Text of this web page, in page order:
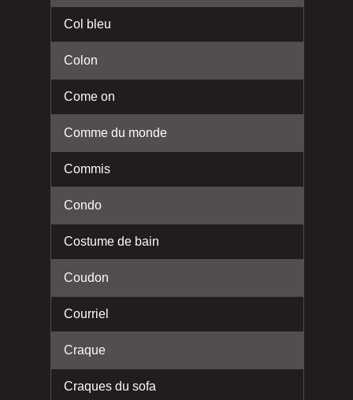
Col bleu
Colon
Come on
Comme du monde
Commis
Condo
Costume de bain
Coudon
Courriel
Craque
Craques du sofa